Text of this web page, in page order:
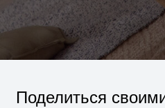
Поделиться